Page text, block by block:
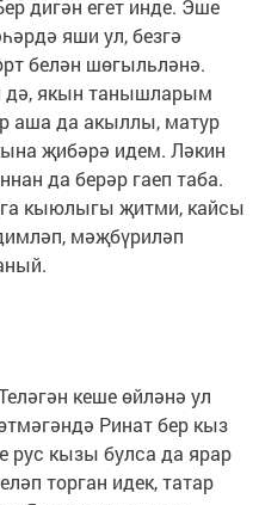
дигән егет инде. Эше
яши ул, безгә
белән шөгыльләнә.
дә, якын танышларым
аша да акыллы, матур
җибәрә идем. Ләкин
да берәр гаеп таба.
кыюлыгы җитми, кайсы
мәҗбүриләп
кеше өйләнә ул
Ринат бер кыз
кызы булса да ярар
торган идек, татар